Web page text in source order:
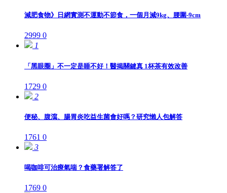
減肥食物》日網實測不運動不節食，一個月減9kg、腰圍-9cm
2999 0
1
「黑眼圈」不一定是睡不好！醫揭關鍵真 1杯茶有效改善
1729 0
2
便秘、腹瀉、腸胃炎吃益生菌會好嗎？研究懶人包解答
1761 0
3
喝咖啡可治療氣喘？食藥署解答了
1769 0